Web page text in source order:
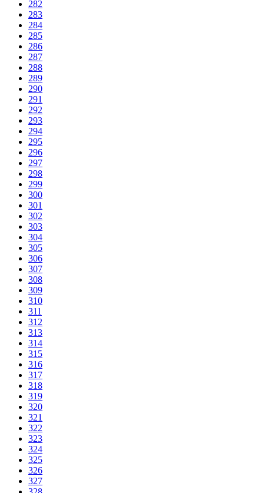
282
283
284
285
286
287
288
289
290
291
292
293
294
295
296
297
298
299
300
301
302
303
304
305
306
307
308
309
310
311
312
313
314
315
316
317
318
319
320
321
322
323
324
325
326
327